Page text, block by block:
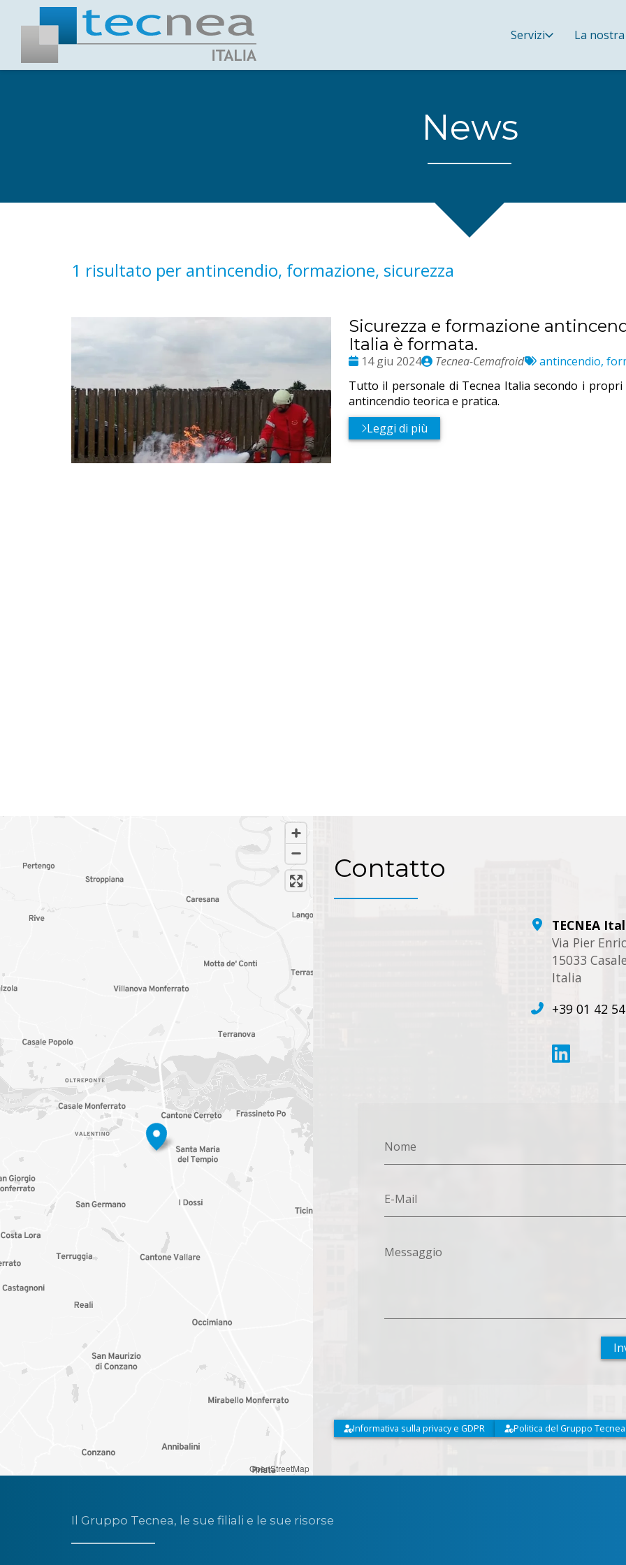
Servizi La
News
1 risultato per antincendio, formazione, sicurezza
Sicurezza e formazione
Italia è formata.
Date
14 giu 2024
Publié
Tecnea-Cemafroid Etichette:
antincendio,
Tutto il personale di Tecnea Italia secondo i
antincendio teorica e pratica.
Leggi di più
OpenStreetMap
Contatto
Nome
E-Mail
Messaggio
TECNEA
Via Pier
15033
Italia
+39 01 42
Informativa sulla privacy e GDPR Politica del Gruppo Tecnea
Il Gruppo Tecnea, le sue filiali e le sue risorse